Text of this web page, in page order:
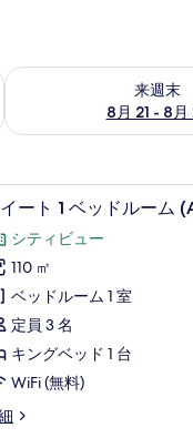
ク
来週末
8月 21 - 8月
来週末 8月 21 - 8月 23
12ート 1 ベッドルーム
シティビュー
110 ㎡
ベッドルーム 1 室
定員 3 名
キングベッド 1 台
WiFi (無料)